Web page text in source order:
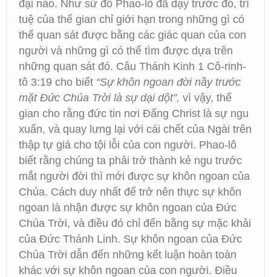
đại nào. Như sứ đồ Phao-lô đã dạy trước đó, trí
tuệ của thế gian chỉ giới hạn trong những gì có
thể quan sát được bằng các giác quan của con
người và những gì có thể tìm được dựa trên
những quan sát đó. Câu Thánh Kinh 1 Cô-rinh-
tô 3:19 cho biết “Sự khôn ngoan đời nầy trước
mặt Đức Chúa Trời là sự dại dột”, vì vậy, thế
gian cho rằng đức tin nơi Đấng Christ là sự ngu
xuẩn, và quay lưng lại với cái chết của Ngài trên
thập tự giá cho tội lỗi của con người. Phao-lô
biết rằng chúng ta phải trở thành kẻ ngu trước
mắt người đời thì mới được sự khôn ngoan của
Chúa. Cách duy nhất để trở nên thực sự khôn
ngoan là nhận được sự khôn ngoan của Đức
Chúa Trời, và điều đó chỉ đến bằng sự mặc khải
của Đức Thánh Linh. Sự khôn ngoan của Đức
Chúa Trời dẫn đến những kết luận hoàn toàn
khác với sự khôn ngoan của con người. Điều